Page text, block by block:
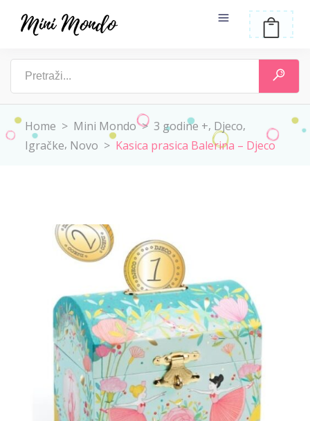
Home > Mini Mondo> 3 godine +, Djeco,
Igračke, Novo > Kasica prasica Balerina – Djeco